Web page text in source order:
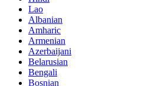
Lao
Albanian
Amharic
Armenian
Azerbaijani
Belarusian
Bengali
Bosnian